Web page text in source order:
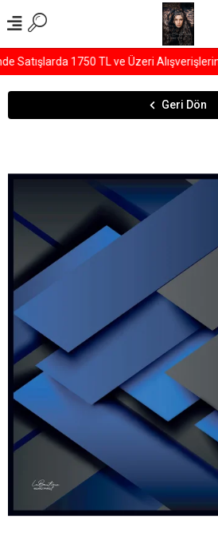
Satışlarda 1750 TL ve Üzeri
Geri Dön